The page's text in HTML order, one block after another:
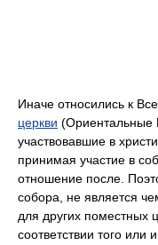
Иначе относились к
церкви (Ориентальные
участвовавшие в
принимая участие в
отношение после.
собора, не является
для других поместных
соответствии того или